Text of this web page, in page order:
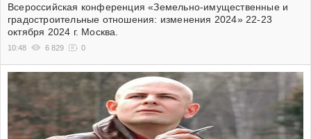
Всероссийская конференция «Земельно-имущественные и
градостроительные отношения: изменения 2024» 22-23
октября 2024 г. Москва.
10:48 6 829 0